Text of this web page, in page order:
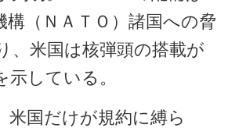
構（ＮＡＴＯ）諸国への脅
、米国は核弾頭の搭載が
示している。
国だけが規約に縛ら